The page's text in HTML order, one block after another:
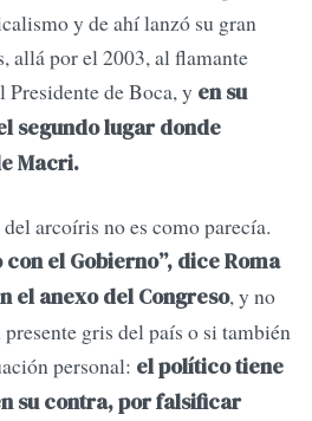
y de ahí lanzó su gran
allá por el 2003, al flamante
de Boca, y en su
segundo lugar donde
Macri.
arcoíris no es como parecía.
el Gobierno”, dice Roma
el anexo del Congreso, y no
gris del país o si también
personal: el político tiene
su contra, por falsificar